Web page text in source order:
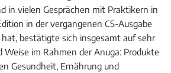
in vielen Gesprächen mit Praktikern in
in der vergangenen CS-Ausgabe
bestätigte sich insgesamt auf sehr
Weise im Rahmen der Anuga: Produkte
Gesundheit, Ernährung und